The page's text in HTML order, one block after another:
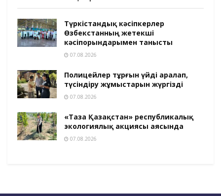
Түркістандық кәсіпкерлер
Өзбекстанның жетекші
кәсіпорындарымен танысты
07.08.2026
Полицейлер тұрғын үйді аралап,
түсіндіру жұмыстарын жүргізді
07.08.2026
«Таза Қазақстан» республикалық
экологиялық акциясы аясында
07.08.2026